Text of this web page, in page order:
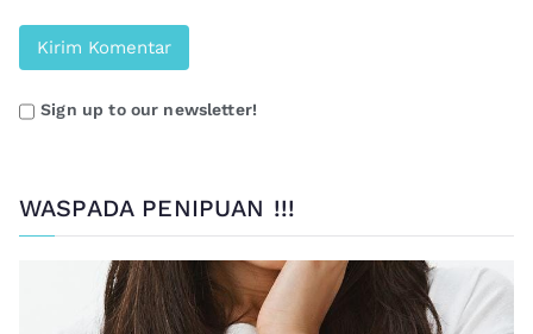
Sign up to our newsletter!
WASPADA PENIPUAN !!!